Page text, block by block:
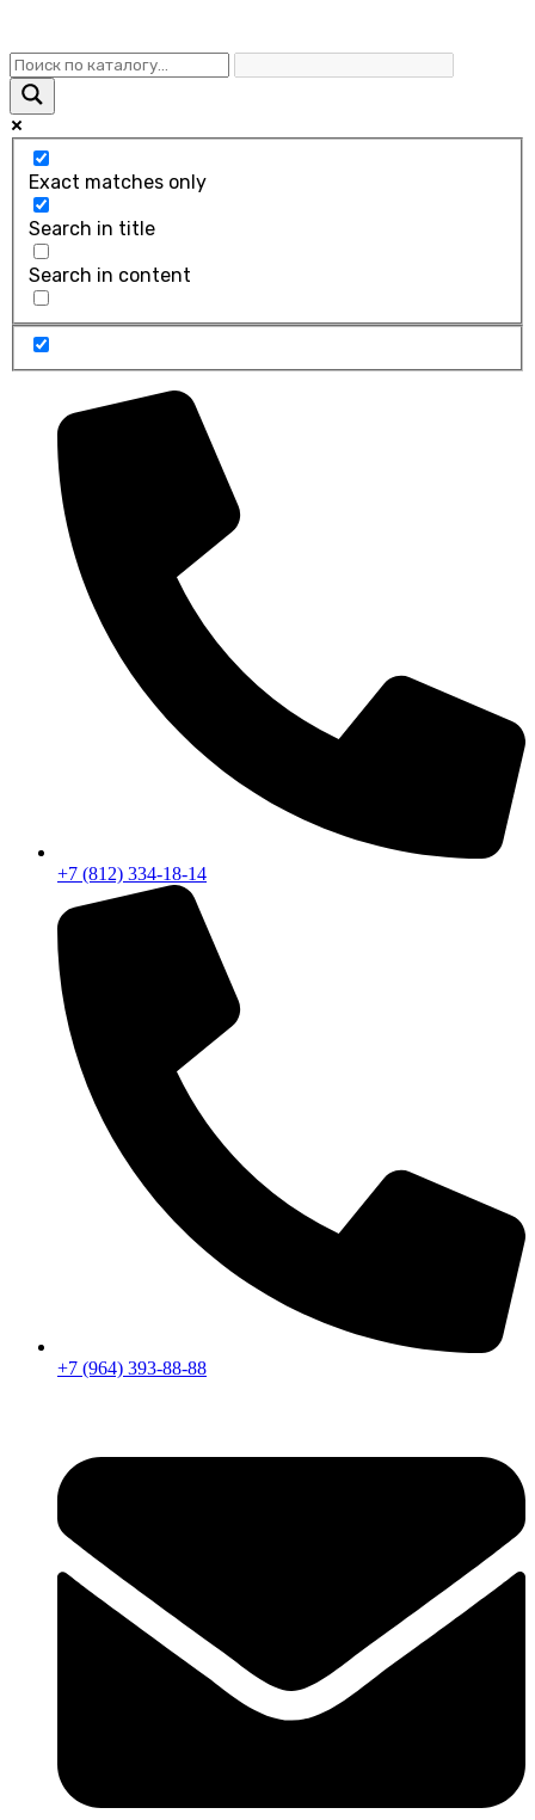
Exact matches only
Search in title
Search in content
+7 (812) 334-18-14
+7 (964) 393-88-88